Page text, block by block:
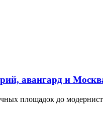
авангард и
площадок до